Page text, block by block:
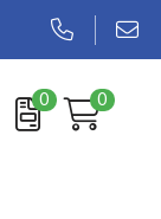
0 0